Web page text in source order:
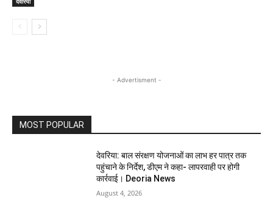
- Advertisment -
MOST POPULAR
देवरिया: बाल संरक्षण योजनाओं का लाभ हर पात्र तक
पहुंचाने के निर्देश, डीएम ने कहा- लापरवाही पर होगी
कार्रवाई। Deoria News
August 4, 2026